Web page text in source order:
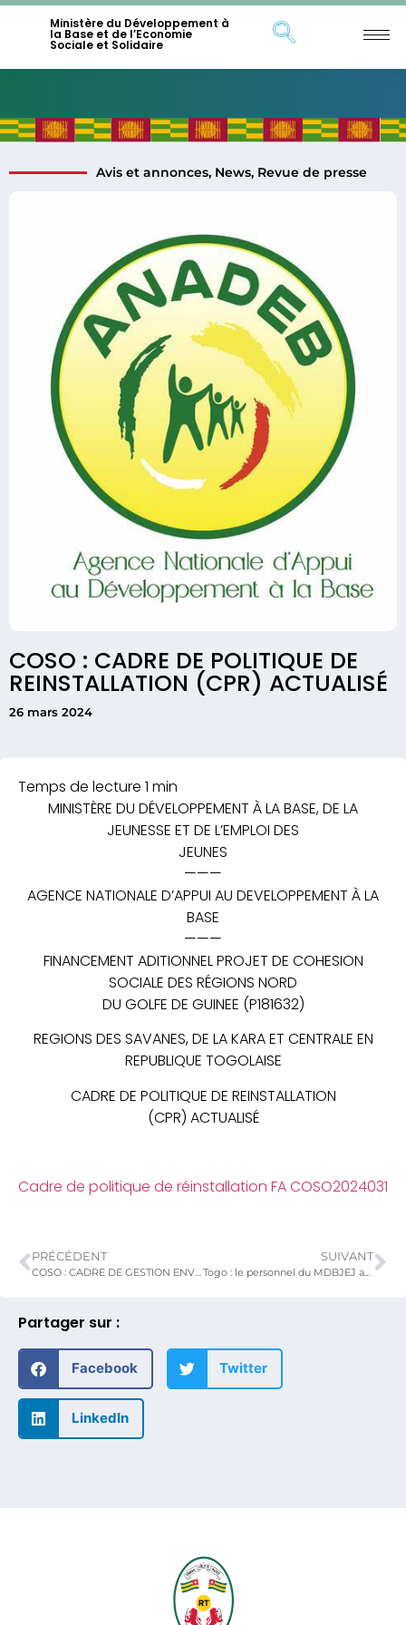
Ministère du Développement à
la Base et de l’Economie
Sociale et Solidaire
COSO : CADRE DE POLITIQUE DE
REINSTALLATION (CPR) ACTUALISÉ
26 mars 2024
Avis et annonces, News, Revue de presse
Partager sur :
Facebook Twitter
LinkedIn
MINISTÈRE DU DÉVELOPPEMENT À LA BASE, DE LA
JEUNESSE ET DE L’EMPLOI DES
JEUNES
———
AGENCE NATIONALE D’APPUI AU DEVELOPPEMENT À LA
BASE
———
FINANCEMENT ADITIONNEL PROJET DE COHESION
SOCIALE DES RÉGIONS NORD
DU GOLFE DE GUINEE (P181632)
REGIONS DES SAVANES, DE LA KARA ET CENTRALE EN
REPUBLIQUE TOGOLAISE
CADRE DE POLITIQUE DE REINSTALLATION
(CPR) ACTUALISÉ
Cadre de politique de réinstallation FA COSO2024031
PRÉCÉDENT
COSO : CADRE DE GESTION ENVIRONNEMENTALE ET SOCIALE (CGES) ACTUALISE
SUIVANT
Togo : le personnel du MDBJEJ affirme son engagement environnemental lors de la Journée Nationale de l’Arbre